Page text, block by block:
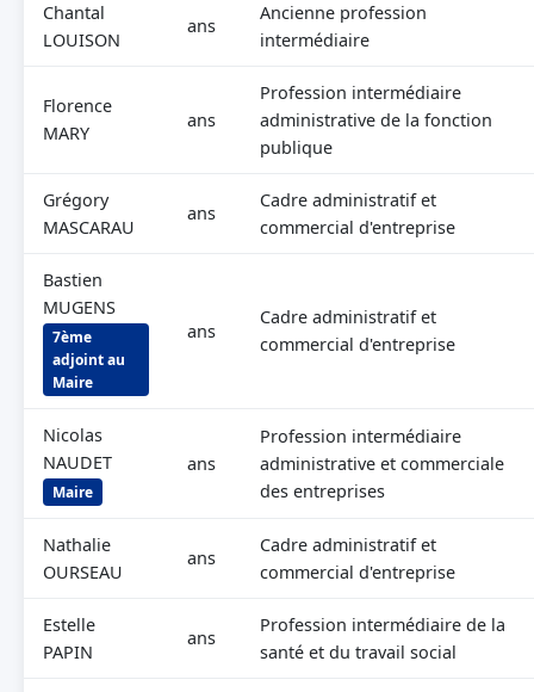
Chantal
LOUISON
ans
Ancienne profession
intermédiaire
Florence
MARY
ans
Profession intermédiaire
administrative de la fonction
publique
Grégory
MASCARAU
ans
Cadre administratif et
commercial d'entreprise
Bastien
MUGENS
7ème
adjoint au
Maire
ans
Cadre administratif et
commercial d'entreprise
Nicolas
NAUDET
Maire
ans
Profession intermédiaire
administrative et commerciale
des entreprises
Nathalie
OURSEAU
ans
Cadre administratif et
commercial d'entreprise
Estelle
PAPIN
ans
Profession intermédiaire de la
santé et du travail social